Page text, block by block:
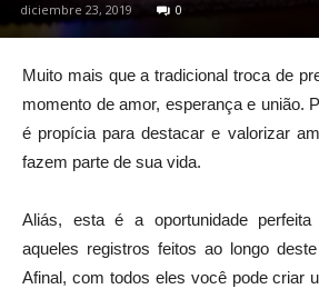
diciembre 23, 2019 0
Muito mais que a tradicional troca de
momento de amor, esperança e união.
é propícia para destacar e valorizar
fazem parte de sua vida.
Aliás, esta é a oportunidade
aqueles registros feitos ao longo
Afinal, com todos eles você pode criar